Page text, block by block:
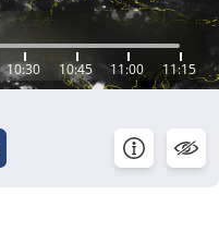
10:30 10:45 11:00 11:15